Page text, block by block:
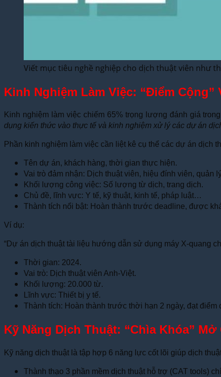
Viết mục tiêu nghề nghiệp cho dịch thuật viên như
Kinh Nghiệm Làm Việc: “Điểm
Kinh nghiệm làm việc chiếm 65% trọng lượng đánh giá
dụng kiến thức vào thực tế và kinh nghiệm xử lý các dự án
Phần kinh nghiệm làm việc cần liệt kê cụ thể các dự án dịch
Tên dự án, khách hàng, thời gian thực hiện.
Vai trò đảm nhận: Dịch thuật viên, hiệu đính viên, quản
Khối lượng công việc: Số lượng từ dịch, trang dịch.
Chủ đề, lĩnh vực: Y tế, kỹ thuật, kinh tế, pháp luật…
Thành tích nổi bật: Hoàn thành trước deadline, được
Ví dụ:
“Dự án dịch thuật tài liệu hướng dẫn sử dụng máy X-quang
Thời gian: 2024.
Vai trò: Dịch thuật viên Anh-Việt.
Khối lượng: 20.000 từ.
Lĩnh vực: Thiết bị y tế.
Thành tích: Hoàn thành trước thời hạn 2 ngày, đạt điểm
Kỹ Năng Dịch Thuật: “Chìa Khóa”
Kỹ năng dịch thuật là tập hợp 6 năng lực cốt lõi giúp dịch
Thành thạo 3 phần mềm dịch thuật hỗ trợ (CAT tools)